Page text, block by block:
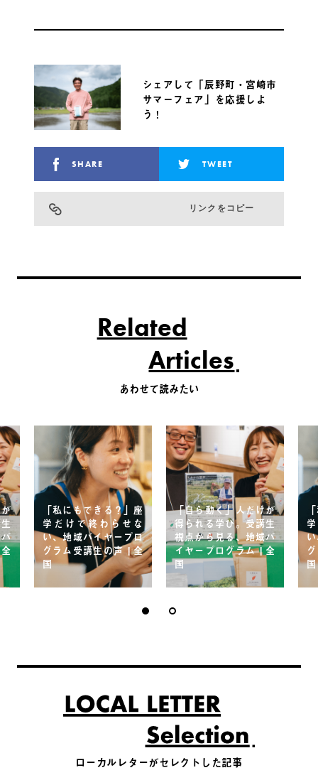
シェアして「辰野町・宮崎市
サマーフェア」を応援しよ
う！
SHARE TWEET
リンクをコピー
Related
Articles
あわせて読みたい
「私にもできる？」座
学だけで終わらせな
い、地域バイヤープロ
グラム受講生の声 | 全
国
「自ら動く」人だけが
得られる学び。受講生
視点から見る、地域バ
イヤープログラム | 全
国
国
ローカルレターがセレクトした記事